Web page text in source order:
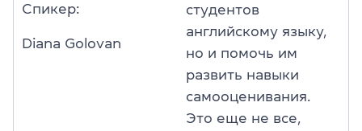
Спикер:
Diana Golovan
студентов
английскому языку,
но и помочь им
развить навыки
самооценивания.
Это еще не все,